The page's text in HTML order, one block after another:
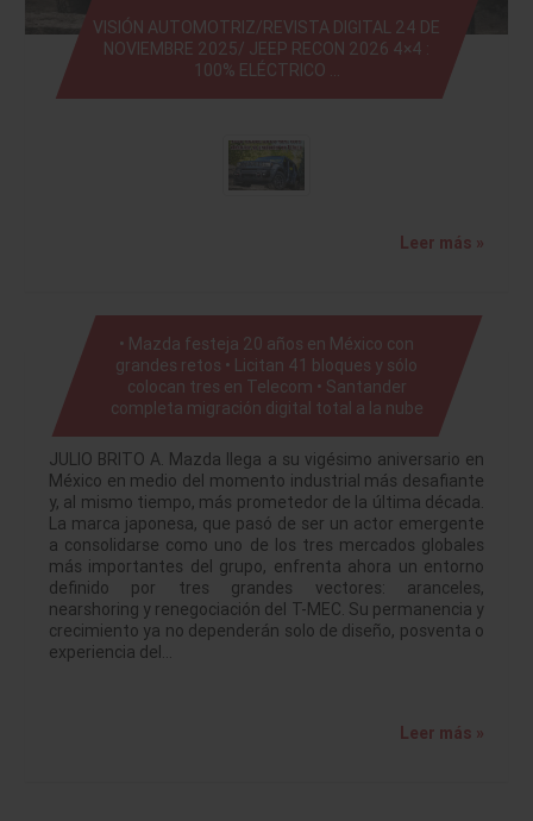
VISIÓN AUTOMOTRIZ/REVISTA DIGITAL 24 DE
NOVIEMBRE 2025/ JEEP RECON 2026 4×4 :
100% ELÉCTRICO …
Leer más »
• Mazda festeja 20 años en México con
grandes retos • Licitan 41 bloques y sólo
colocan tres en Telecom • Santander
completa migración digital total a la nube
JULIO BRITO A. Mazda llega a su vigésimo aniversario en
México en medio del momento industrial más desafiante
y, al mismo tiempo, más prometedor de la última década.
La marca japonesa, que pasó de ser un actor emergente
a consolidarse como uno de los tres mercados globales
más importantes del grupo, enfrenta ahora un entorno
definido por tres grandes vectores: aranceles,
nearshoring y renegociación del T-MEC. Su permanencia y
crecimiento ya no dependerán solo de diseño, posventa o
experiencia del…
Leer más »